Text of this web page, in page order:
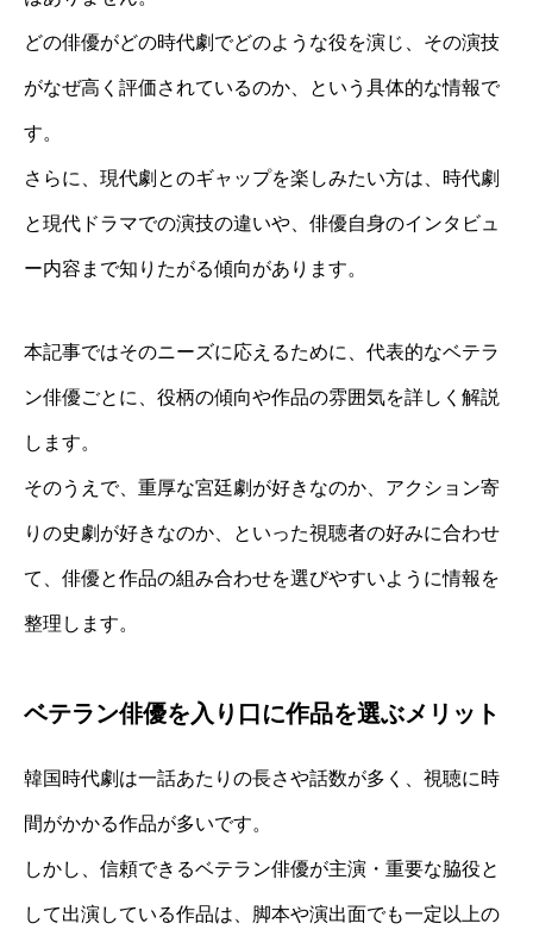
どの俳優がどの時代劇でどのような役を演じ、その演技
がなぜ高く評価されているのか、という具体的な情報で
す。
さらに、現代劇とのギャップを楽しみたい方は、時代劇
と現代ドラマでの演技の違いや、俳優自身のインタビュ
ー内容まで知りたがる傾向があります。
本記事ではそのニーズに応えるために、代表的なベテラ
ン俳優ごとに、役柄の傾向や作品の雰囲気を詳しく解説
します。
そのうえで、重厚な宮廷劇が好きなのか、アクション寄
りの史劇が好きなのか、といった視聴者の好みに合わせ
て、俳優と作品の組み合わせを選びやすいように情報を
整理します。
ベテラン俳優を入り口に作品を選ぶメリット
韓国時代劇は一話あたりの長さや話数が多く、視聴に時
間がかかる作品が多いです。
しかし、信頼できるベテラン俳優が主演・重要な脇役と
して出演している作品は、脚本や演出面でも一定以上の